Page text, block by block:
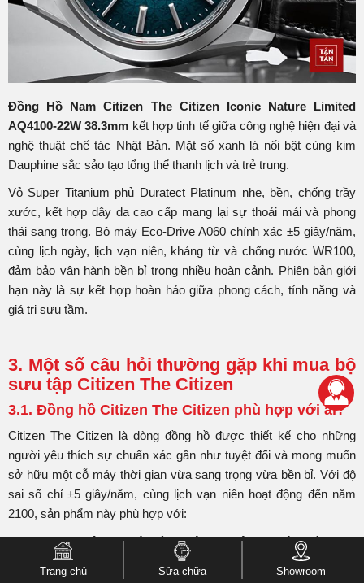
Đồng Hồ Nam Citizen The Citizen Iconic Nature Limited
AQ4100-22W 38.3mm kết hợp tinh tế giữa công nghệ hiện đại và
nghệ thuật chế tác Nhật Bản. Mặt số xanh lá nổi bật cùng kim
Dauphine sắc sảo tạo tổng thể thanh lịch và trẻ trung.
Vỏ Super Titanium phủ Duratect Platinum nhẹ, bền, chống trầy
xước, kết hợp dây da cao cấp mang lại sự thoải mái và phong
thái sang trọng. Bộ máy Eco-Drive A060 chính xác ±5 giây/năm,
cùng lịch ngày, lịch vạn niên, kháng từ và chống nước WR100,
đảm bảo vận hành bền bỉ trong nhiều hoàn cảnh. Phiên bản giới
hạn này là sự kết hợp hoàn hảo giữa phong cách, tính năng và
giá trị sưu tầm.
3. Một số câu hỏi thường gặp khi mua bộ
sưu tập Citizen The Citizen
3.1. Đồng hồ Citizen The Citizen phù hợp với ai?
Citizen The Citizen là dòng đồng hồ được thiết kế cho những
người yêu thích sự chuẩn xác gần như tuyệt đối và mong muốn
sở hữu một cỗ máy thời gian vừa sang trọng vừa bền bỉ. Với độ
sai số chỉ ±5 giây/năm, cùng lịch vạn niên hoạt động đến năm
2100, sản phẩm này phù hợp với:
Doanh nhân, người làm việc chuyên nghiệp:cần một
chiếc đồng hồ lịch lãm, đáng tin cậy để thể hiện phong thái và
Trang chủ Sửa chữa Showroom